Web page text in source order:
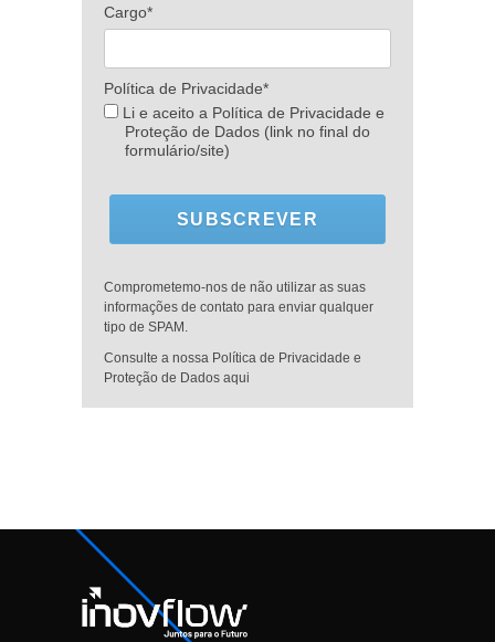
Cargo*
Política de Privacidade*
Li e aceito a Política de Privacidade e
Proteção de Dados (link no final do
formulário/site)
SUBSCREVER
Comprometemo-nos de não utilizar as suas
informações de contato para enviar qualquer
tipo de SPAM.
Consulte a nossa Política de Privacidade e
Proteção de Dados aqui